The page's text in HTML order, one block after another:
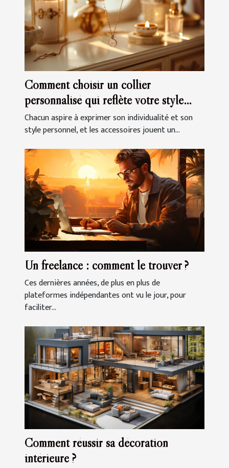
Comment choisir un collier
personnalisé qui reflète votre style
unique
Chacun aspire à exprimer son individualité et son
style personnel, et les accessoires jouent un...
Un freelance : comment le trouver ?
Ces dernières années, de plus en plus de
plateformes indépendantes ont vu le jour, pour
faciliter...
Comment réussir sa décoration
intérieure ?